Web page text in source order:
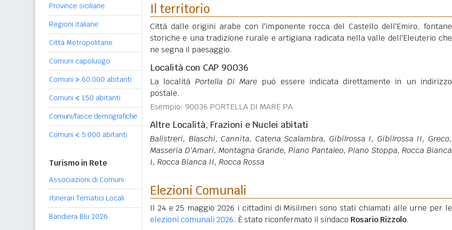
Province siciliane
Regioni italiane
Città Metropolitane
Comuni capoluogo
Comuni > 60.000 abitanti
Comuni < 150 abitanti
Comuni/fasce demografiche
Comuni < 5.000 abitanti
Turismo in Rete
Associazioni di Comuni
Itinerari Tematici Locali
Bandiera Blu 2026
Il territorio
Città dalle origini arabe con l'imponente rocca del Castello dell'Emiro, fontane
storiche e una tradizione rurale e artigiana radicata nella valle dell'Eleuterio che
ne segna il paesaggio.
Località con CAP 90036
La località Portella Di Mare può essere indicata direttamente in un indirizzo
postale.
Esempio: 90036 PORTELLA DI MARE PA
Altre Località, Frazioni e Nuclei abitati
Balistreri, Blaschi, Cannita, Catena Scalambra, Gibilrossa I, Gibilrossa II, Greco,
Masseria D'Amari, Montagna Grande, Piano Pantaleo, Piano Stoppa, Rocca Bianca
I, Rocca Bianca II, Rocca Rossa
Elezioni Comunali
Il 24 e 25 maggio 2026 i cittadini di Misilmeri sono stati chiamati alle urne per le
elezioni comunali 2026. È stato riconfermato il sindaco Rosario Rizzolo.